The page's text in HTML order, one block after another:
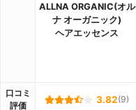
ALLNA ORGANIC(オル
ナ オーガニック)
ヘアエッセンス
口コミ
評価
3.82(9)